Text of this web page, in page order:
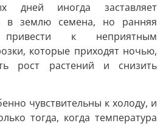
дней иногда заставляет
в землю семена, но ранняя
к неприятным
которые приходят ночью,
рост растений и снизить
чувствительны к холоду, и
тогда, когда температура